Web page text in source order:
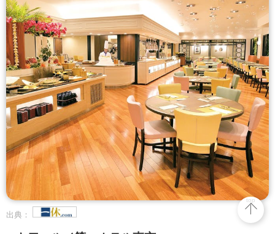
出典：
top